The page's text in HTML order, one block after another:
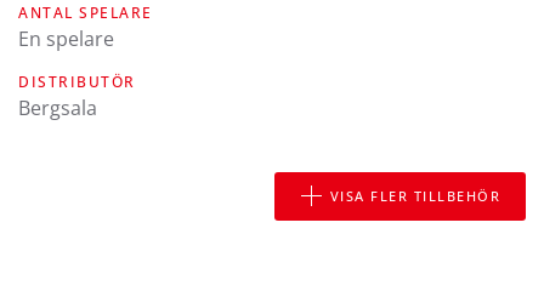
ANTAL SPELARE
En spelare
DISTRIBUTÖR
Bergsala
VISA FLER TILLBEHÖR